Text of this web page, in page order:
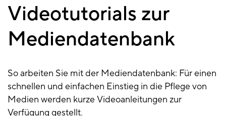
Video-
Tutorials
Videotutorials zur
Mediendatenbank
So arbeiten Sie mit der Mediendatenbank: Für einen
schnellen und einfachen Einstieg in die Pflege von
Medien werden kurze Videoanleitungen zur
Verfügung gestellt.